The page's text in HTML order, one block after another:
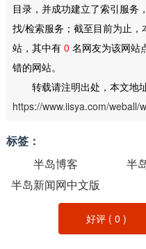
目录，并成功建立了索引服务
找/检索服务；截至目前为止，
站，其中有 0 名网友为该网站
错的网站。
转载请注明出处，本文地
https://www.iisya.com/weball/
标签：
半岛博客
半
半岛新闻网中文版
好评 (0 )